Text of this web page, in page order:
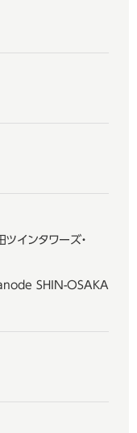
インタワーズ・
SHIN-OSAKA